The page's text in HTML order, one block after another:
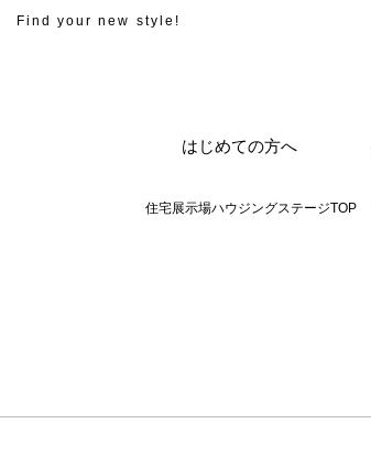
Find your new style!
はじめての方へ
住宅展示場ハウジングステージTOP